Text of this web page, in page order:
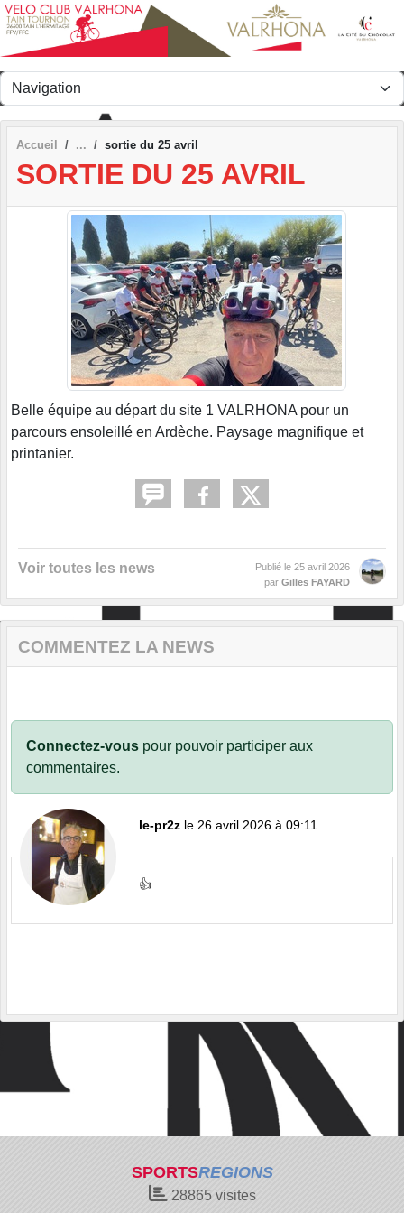
Accueil sortie du 25 avril
SORTIE DU 25 AVRIL
Belle équipe au départ du site 1 VALRHONA pour un
parcours ensoleillé en Ardèche. Paysage magnifique et
printanier.
Voir toutes les news Publié le 25 avril 2026
par Gilles FAYARD
COMMENTEZ LA NEWS
Connectez-vous pour pouvoir participer aux
commentaires.
le-pr2z le 26 avril 2026 à 09:11
👍
SPORTSREGIONS
28865visites
Panneau de gestion des cookies